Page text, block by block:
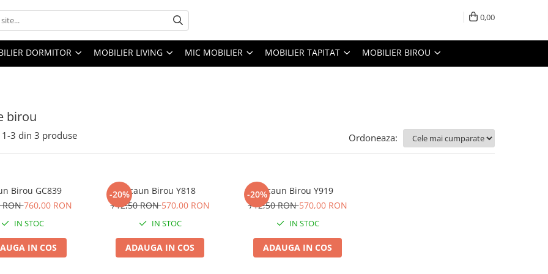
0,00
DORMITOR MOBILIER LIVING MIC MOBILIER MOBILIER TAPITAT MOBILIER BIROU
birou
1-3 din 3 produse Ordoneaza:
Birou GC839
RON760,00 RON
IN STOC
IN COS
-20%Scaun Birou Y818
712,50 RON570,00 RON
IN STOC
ADAUGA IN COS
-20%Scaun Birou Y919
712,50 RON570,00 RON
IN STOC
ADAUGA IN COS